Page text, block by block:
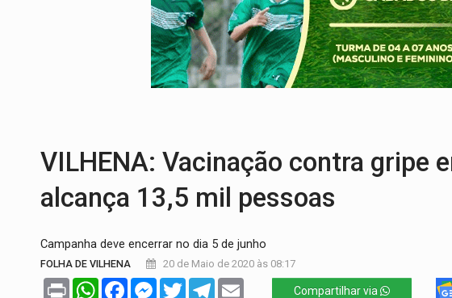
Publicação Legal:AVISO DE LICITAÇÃO: PREGÃO
RUA DAS PENHAS:MPRO promove intervenção
PEDIDO DE PROVIDÊNCIA:Erosão ameaça acesso a
VILHENA: Vacinação contra gripe
alcança 13,5 mil pessoas
Campanha deve encerrar no dia 5 de junho
FOLHA DE VILHENA 20 de Maio de 2020 às 08:17
Print WhatsAppFacebookMessenger
TwitterTelegram Compartilhar via